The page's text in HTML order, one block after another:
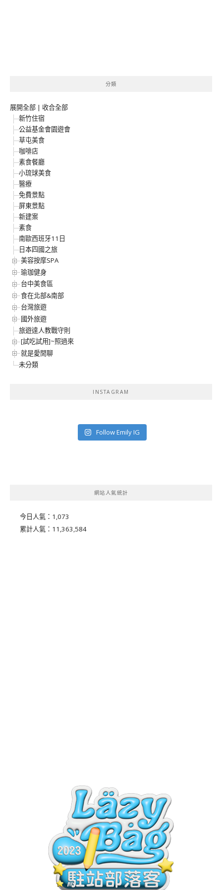
分類
展開全部 | 收合全部
新竹住宿
公益基金會園遊會
草屯美食
咖啡店
素食餐廳
小琉球美食
醫療
免費景點
屏東景點
新建案
素食
南歐西班牙11日
日本四國之旅
美容按摩SPA
瑜珈健身
台中美食區
食在北部&南部
台灣旅遊
國外旅遊
旅遊達人教戰守則
[試吃試用]~照過來
就是愛閒聊
未分類
INSTAGRAM
Follow Emily IG
網站人氣統計
今日人氣： 1,073
累計人氣： 11,363,584